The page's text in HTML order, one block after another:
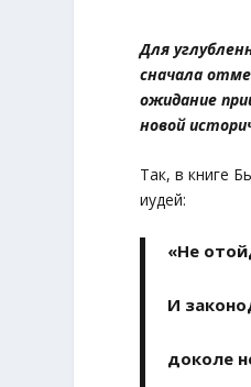
Для
сначала
ожидание
новой
Так, в книге
иудей:
«Не
И
доколе